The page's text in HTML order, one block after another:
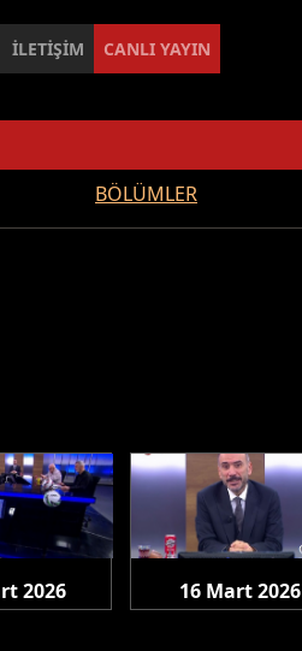
İLETİŞİM CANLI YAYIN
BÖLÜMLER
2026
16 Mart 2026